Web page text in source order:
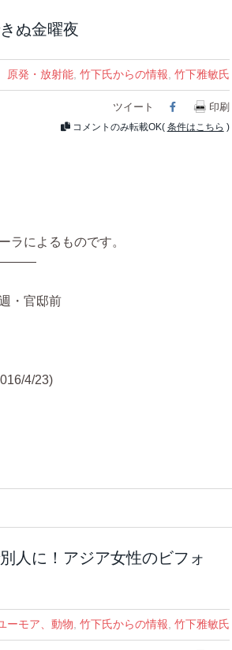
ぬ金曜夜
原発・放射能, 竹下氏からの情報, 竹下雅敏氏
ツイート Facebook
印刷
コメントのみ転載OK( 条件はこちら )
ラによるものです。
・官邸前
4/23)
人に！アジア女性のビフォ
ーモア、動物, 竹下氏からの情報, 竹下雅敏氏